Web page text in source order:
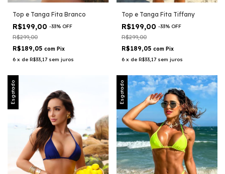
Top e Tanga Fita Branco
R$199,00 -33% OFF
R$299,00
R$189,05 com Pix
6 x de R$33,17 sem juros
Top e Tanga Fita Tiffany
R$199,00 -33% OFF
R$299,00
R$189,05 com Pix
6 x de R$33,17 sem juros
Esgotado Esgotado